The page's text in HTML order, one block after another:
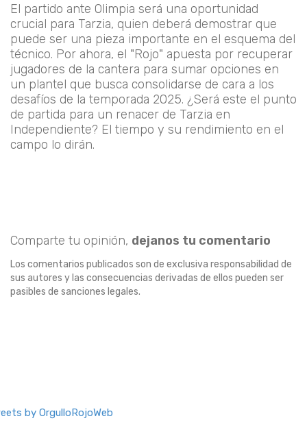
El partido ante Olimpia será una oportunidad
crucial para Tarzia, quien deberá demostrar que
puede ser una pieza importante en el esquema del
técnico. Por ahora, el "Rojo" apuesta por recuperar
jugadores de la cantera para sumar opciones en
un plantel que busca consolidarse de cara a los
desafíos de la temporada 2025. ¿Será este el punto
de partida para un renacer de Tarzia en
Independiente? El tiempo y su rendimiento en el
campo lo dirán.
Comparte tu opinión, dejanos tu comentario
Los comentarios publicados son de exclusiva responsabilidad de
sus autores y las consecuencias derivadas de ellos pueden ser
pasibles de sanciones legales.
by OrgulloRojoWeb